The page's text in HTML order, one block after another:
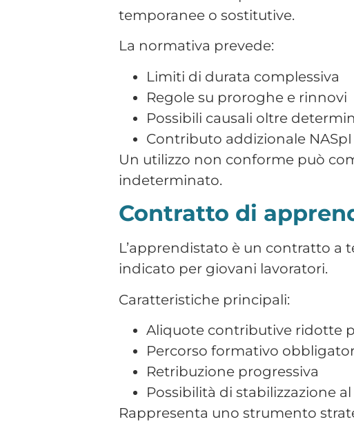
Lavoro
Il lavoro a chiamata consente al
Può prevedere:
Obbligo di risposta alla
Nessun obbligo di risposta
È ammesso solo in presenza di
Collaborazioni
Le co.co.co. sono rapporti di
con il committente, ma senza
Non prevedono TFR e la
tipici della subordinazione, il
Lavoro autonomo
Nel lavoro autonomo il
gerarchico.
Il lavoratore gestisce